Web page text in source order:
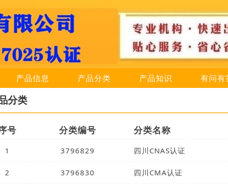
产品信息 产品分类 产品知识 有问有
分类
号 分类编号 分类名称
1 3796829 四川CNAS认证
2 3796830 四川CMA认证